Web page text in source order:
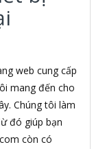
web cung cấp
mang đến cho
Chúng tôi làm
đó giúp bạn
còn có